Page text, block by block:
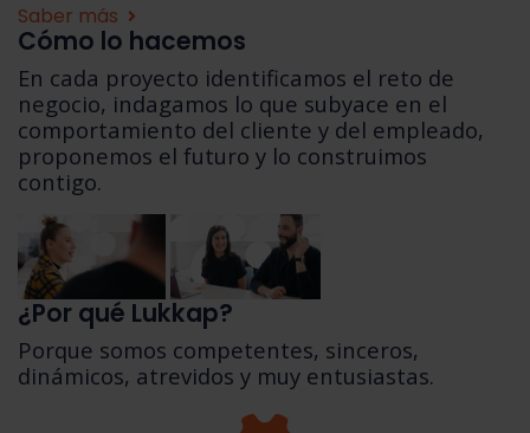
Saber más
Cómo lo hacemos
En cada proyecto identificamos el reto de
negocio, indagamos lo que subyace en el
comportamiento del cliente y del empleado,
proponemos el futuro y lo construimos
contigo.
¿Por qué Lukkap?
Porque somos competentes, sinceros,
dinámicos, atrevidos y muy entusiastas.